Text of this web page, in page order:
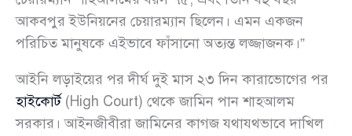
আকবপুর ইউনিয়নের চেয়ারম্যান ছিলেন। এমন একজন
পরিচিত মানুষকে এইভাবে ফাঁসানো অত্যন্ত লজ্জাজনক।”
আইনি লড়াইয়ের পর দীর্ঘ দুই মাস ২৩ দিন কারাভোগের পর
হাইকোর্ট(High Court) থেকে জামিন পান শাহআলম
সরকার। আইনজীবীরা জামিনের কাগজ যথাযথভাবে দাখিল